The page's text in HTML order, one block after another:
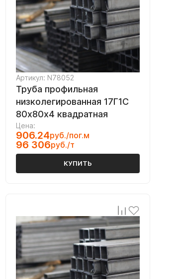
Артикул: N78052
Труба профильная
низколегированная 17Г1С
80х80х4 квадратная
Цена:
906.24руб./пог.м
96 306руб./т
КУПИТЬ